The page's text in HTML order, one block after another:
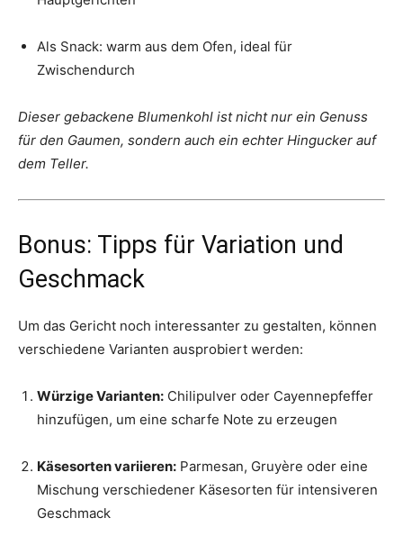
Als Snack: warm aus dem Ofen, ideal für
Zwischendurch
Dieser gebackene Blumenkohl ist nicht nur ein Genuss
für den Gaumen, sondern auch ein echter Hingucker auf
dem Teller.
Bonus: Tipps für Variation und
Geschmack
Um das Gericht noch interessanter zu gestalten, können
verschiedene Varianten ausprobiert werden:
Würzige Varianten: Chilipulver oder Cayennepfeffer
hinzufügen, um eine scharfe Note zu erzeugen
Käsesorten variieren: Parmesan, Gruyère oder eine
Mischung verschiedener Käsesorten für intensiveren
Geschmack